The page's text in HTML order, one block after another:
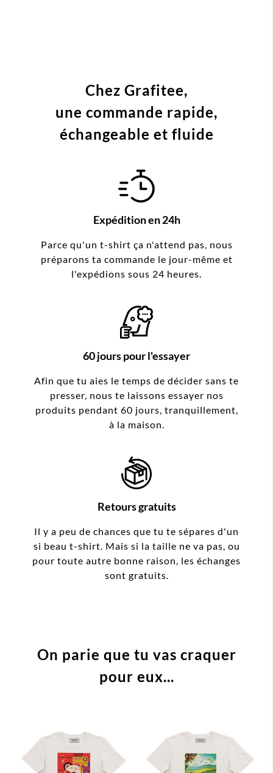
Chez Grafitee,
une commande rapide,
échangeable et fluide
Expédition en 24h
Parce qu'un t-shirt ça n'attend pas, nous
préparons ta commande le jour-même et
l'expédions sous 24 heures.
60 jours pour l'essayer
Afin que tu aies le temps de décider sans te
presser, nous te laissons essayer nos
produits pendant 60 jours, tranquillement,
à la maison.
Retours gratuits
Il y a peu de chances que tu te sépares d'un
si beau t-shirt. Mais si la taille ne va pas, ou
pour toute autre bonne raison, les échanges
sont gratuits.
On parie que tu vas craquer
pour eux...